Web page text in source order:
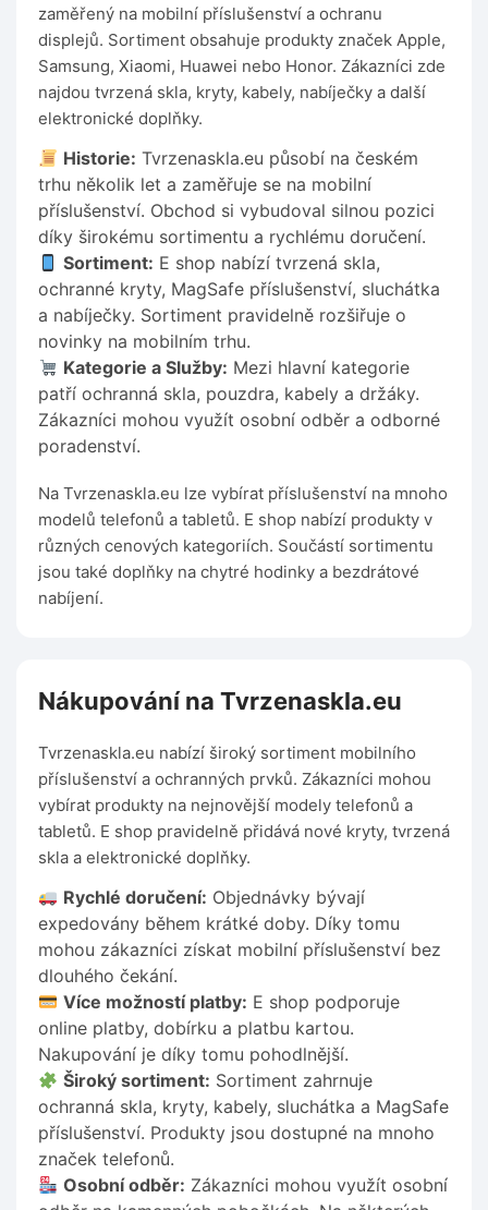
zaměřený na mobilní příslušenství a ochranu
displejů. Sortiment obsahuje produkty značek Apple,
Samsung, Xiaomi, Huawei nebo Honor. Zákazníci zde
najdou tvrzená skla, kryty, kabely, nabíječky a další
elektronické doplňky.
Historie: Tvrzenaskla.eu působí na českém
trhu několik let a zaměřuje se na mobilní
příslušenství. Obchod si vybudoval silnou pozici
díky širokému sortimentu a rychlému doručení.
Sortiment: E shop nabízí tvrzená skla,
ochranné kryty, MagSafe příslušenství, sluchátka
a nabíječky. Sortiment pravidelně rozšiřuje o
novinky na mobilním trhu.
Kategorie a Služby: Mezi hlavní kategorie
patří ochranná skla, pouzdra, kabely a držáky.
Zákazníci mohou využít osobní odběr a odborné
poradenství.
Na Tvrzenaskla.eu lze vybírat příslušenství na mnoho
modelů telefonů a tabletů. E shop nabízí produkty v
různých cenových kategoriích. Součástí sortimentu
jsou také doplňky na chytré hodinky a bezdrátové
nabíjení.
Nákupování na Tvrzenaskla.eu
Tvrzenaskla.eu nabízí široký sortiment mobilního
příslušenství a ochranných prvků. Zákazníci mohou
vybírat produkty na nejnovější modely telefonů a
tabletů. E shop pravidelně přidává nové kryty, tvrzená
skla a elektronické doplňky.
Rychlé doručení: Objednávky bývají
expedovány během krátké doby. Díky tomu
mohou zákazníci získat mobilní příslušenství bez
dlouhého čekání.
Více možností platby: E shop podporuje
online platby, dobírku a platbu kartou.
Nakupování je díky tomu pohodlnější.
Široký sortiment: Sortiment zahrnuje
ochranná skla, kryty, kabely, sluchátka a MagSafe
příslušenství. Produkty jsou dostupné na mnoho
značek telefonů.
Osobní odběr: Zákazníci mohou využít osobní